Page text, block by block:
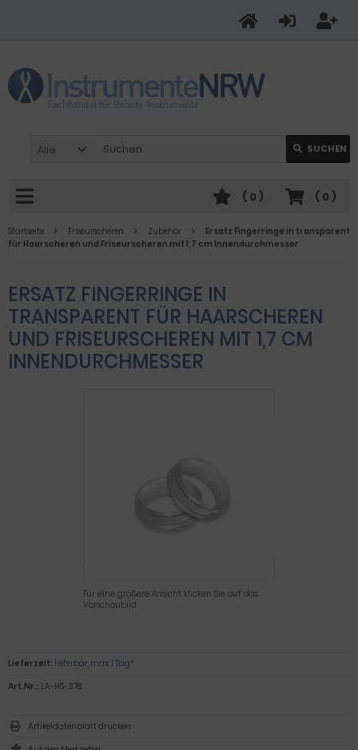
Alle SUCHEN
( 0 )
( 0 )
Startseite Friseurscheren Zubehör
Ersatz Fingerringe in transparent
für Haarscheren und Friseurscheren mit 1,7 cm Innendurchmesser
ERSATZ FINGERRINGE IN
TRANSPARENT FÜR HAARSCHEREN
UND FRISEURSCHEREN MIT 1,7 CM
INNENDURCHMESSER
Für eine größere Ansicht klicken Sie auf das
Vorschaubild
Lieferzeit: lieferbar, max. 1 Tag*
Art.Nr.: LA-HS-378
Artikeldatenblatt drucken